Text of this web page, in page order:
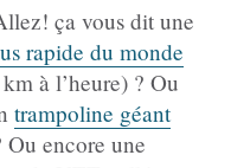
ça vous dit une
rapide du monde
à l’heure) ? Ou
trampoline géant
Ou encore une